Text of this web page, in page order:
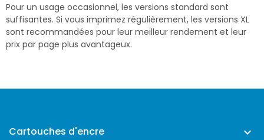
Pour un usage occasionnel, les versions standard sont
suffisantes. Si vous imprimez régulièrement, les versions XL
sont recommandées pour leur meilleur rendement et leur
prix par page plus avantageux.
Cartouches d'encre 